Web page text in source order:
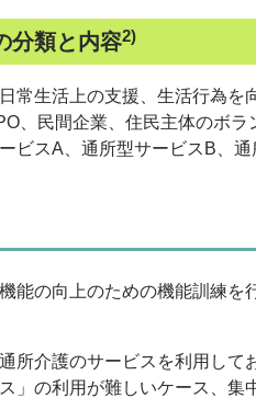
分類と内容2)
常生活上の支援、生活行為を
、民間企業、住民主体のボ
ビスA、通所型サービスB、
能の向上のための機能訓練を
所介護のサービスを利用して
」の利用が難しいケース、集